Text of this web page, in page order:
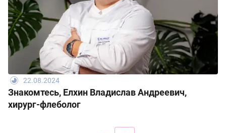
22.08.2024
Знакомтесь, Елхин Владислав Андреевич,
хирург-флеболог